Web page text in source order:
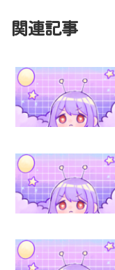
関連記事